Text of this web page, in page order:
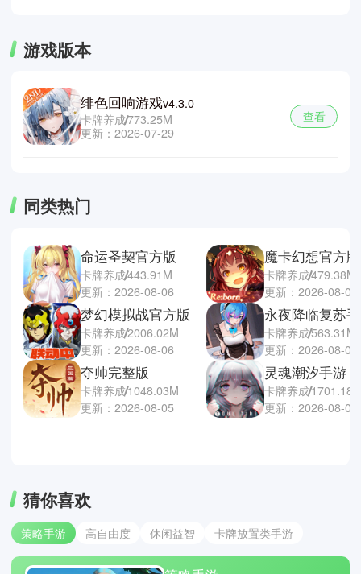
游戏版本
绯色回响游戏v4.3.0
卡牌养成773.25M
更新：2026-07-29
查看
同类热门
命运圣契官方版
卡牌养成443.91M
更新：2026-08-06
梦幻模拟战官方版
卡牌养成2006.02M
更新：2026-08-06
夺帅完整版
卡牌养成1048.03M
更新：2026-08-05
魔卡幻想官方版
卡牌养成479.38M
更新：2026-08-05
永夜降临复苏
卡牌养成563.31M
更新：2026-08-04
灵魂潮汐手游
卡牌养成
更新：2026-08-04
猜你喜欢
策略手游 高自由度 休闲益智 卡牌放置类手游